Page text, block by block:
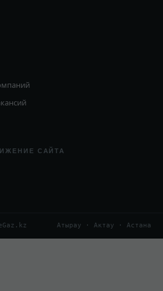
САЙТА
Атырау · Актау · Астана